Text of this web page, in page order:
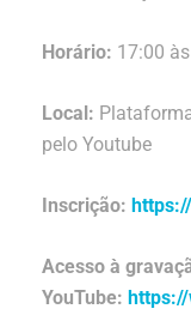
Horário: 17:00
Local:
pelo Youtube
Inscrição:
Acesso à
YouTube: